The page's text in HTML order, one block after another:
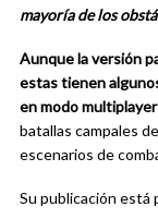
mayoría de los
Aunque la versión
estas tienen
en modo
batallas campales
escenarios de
Su publicación está